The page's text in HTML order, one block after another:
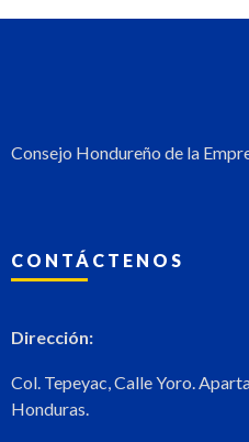
Consejo Hondureño de la
CONTÁCTENOS
Dirección:
Col. Tepeyac, Calle Yoro.
Honduras.